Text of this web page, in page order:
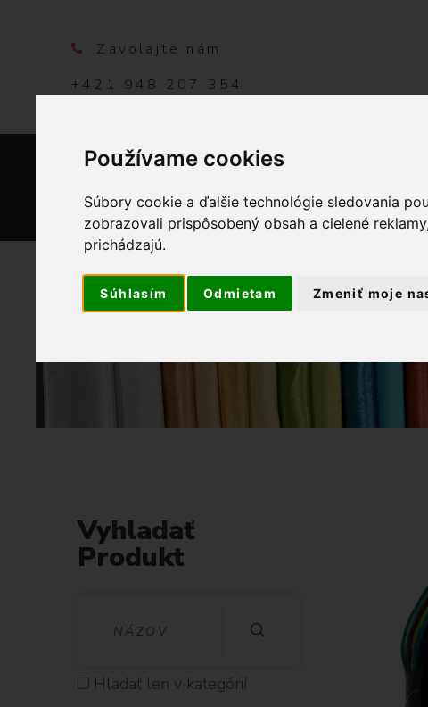
Používame cookies
Súbory cookie a ďalšie technológie sledovania
zobrazovali prispôsobený obsah a cielené
prichádzajú.
Súhlasím Odmietam Zmeniť moje
Zavolajte nám
+421 948 207 354
Vyhladať
Produkt
H Hladať len v kategórií